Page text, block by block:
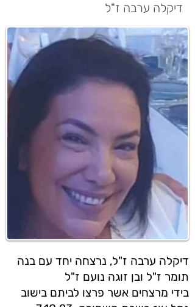
דיקלה ערבה ז"ל
דיקלה ערבה ז"ל, נרצחה יחד עם בנה
תומר ז"ל ובן זוגה נועם ז"ל
בידי מרצחים אשר פרצו לביתם בישוב